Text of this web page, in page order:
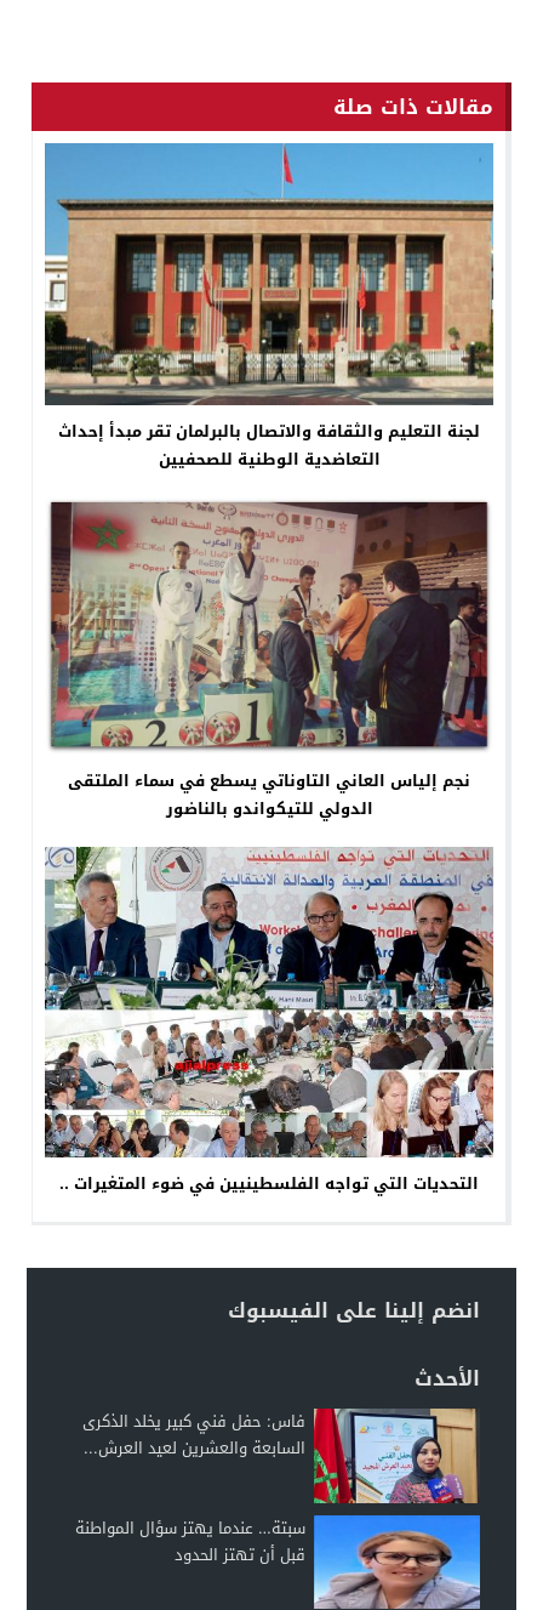
مقالات ذات صلة
لجنة التعليم والثقافة والاتصال بالبرلمان تقر مبدأ إحداث
التعاضدية الوطنية للصحفيين
نجم إلياس العاني التاوناتي يسطع في سماء الملتقى
الدولي للتيكواندو بالناضور
التحديات التي تواجه الفلسطينيين في ضوء المتغيرات ..
انضم إلينا على الفيسبوك
الأحدث
فاس: حفل فني كبير يخلد الذكرى
السابعة والعشرين لعيد العرش...
سبتة… عندما يهتز سؤال المواطنة
قبل أن تهتز الحدود